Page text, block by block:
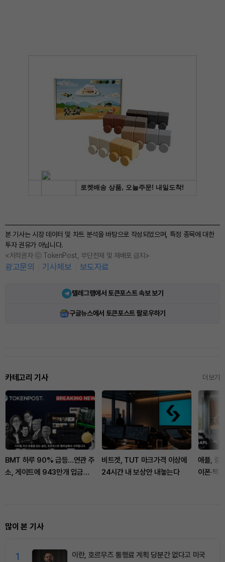
본 기사는 시장 데이터 및 차트 분석을 바탕으로 작성되었으며, 특정 종목에 대한
투자 권유가 아닙니다.
<저작권자 ⓒ TokenPost, 무단전재 및 재배포 금지>
광고문의 기사제보 보도자료
텔레그램에서 토큰포스트 속보 보기
구글뉴스에서 토큰포스트 팔로우하기
카테고리 기사 더보기
BMT 하루 90% 급등…연관 주
소, 게이트에 943만개 입금했
비트겟, TUT 마크가격 이상에
24시간 내 보상안 내놓는다
애플, 중
이폰·맥
많이 본 기사
1 이란, 호르무즈 통행료 계획 당분간 없다고 미국